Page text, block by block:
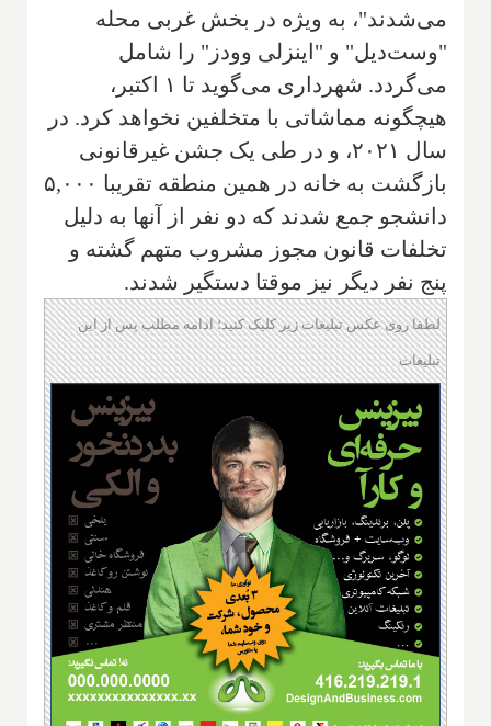
می‌شدند"، به ویژه در بخش غربی محله
"وست‌دیل" و "اینزلی وودز" را شامل
می‌گردد. شهرداری می‌گوید تا ۱ اکتبر،
هیچگونه مماشاتی با متخلفین نخواهد کرد. در
سال ۲۰۲۱، و در طی یک جشن غیرقانونی
بازگشت به خانه در همین منطقه تقریبا ۵,۰۰۰
دانشجو جمع شدند که دو نفر از آنها به دلیل
تخلفات قانون مجوز مشروب متهم گشته و
پنج نفر دیگر نیز موقتا دستگیر شدند.
لطفا روی عکس تبلیغات زیر کلیک کنید؛ ادامه مطلب پس از این
تبلیغات